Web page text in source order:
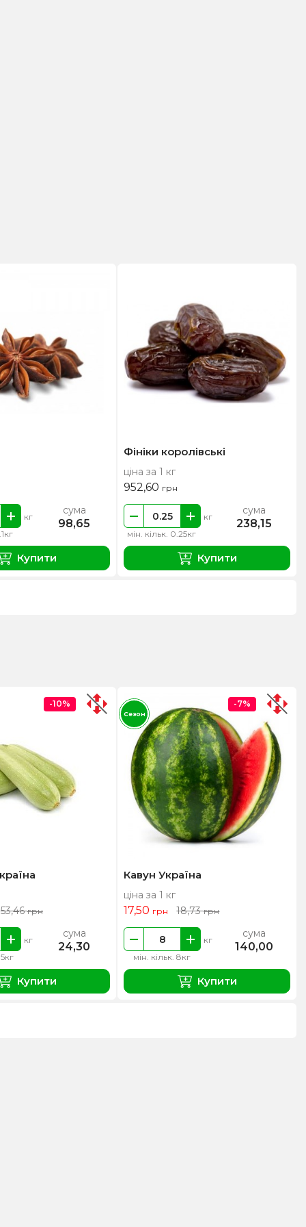
кг сума
98,65
Купити
Фініки королівські
ціна за 1 кг
952,60 грн
мін. кільк. 0.25кг
кг сума
238,15
Купити
53,46грн
кг сума
24,30
Купити
-10%
Кавун Україна
ціна за 1 кг
17,50 грн 18,73грн
мін. кільк. 8кг
кг сума
140,00
Купити
-7%
Сезон